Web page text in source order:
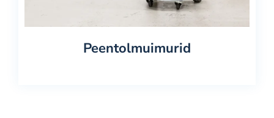
Peentolmuimurid